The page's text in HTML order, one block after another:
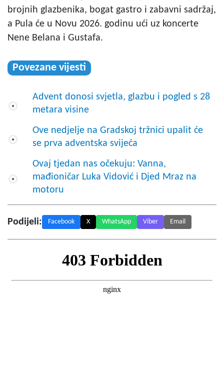
brojnih glazbenika, bogat gastro i zabavni sadržaj,
a Pula će u Novu 2026. godinu ući uz koncerte
Nene Belana i Gustafa.
Povezane vijesti
Advent donosi svjetla, glazbu i pogled s 28
metara visine
Ove nedjelje na Gradskoj tržnici upalit će
se prva adventska svijeća
Ovaj tjedan nas očekuju: Vanna,
mađioničar Luka Vidović i Djed Mraz na
motoru
Podijeli: Facebook X WhatsApp Viber Email